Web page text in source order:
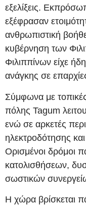
εξελίξεις.
εξέφρασαν
ανθρωπιστική
κυβέρνηση των
Φιλιππίνων είχε
ανάγκης σε
Σύμφωνα με
πόλης Tagum
ενώ σε αρκετές
ηλεκτροδότησης και
Ορισμένοι δρόμοι
κατολισθήσεων,
σωστικών
Η χώρα βρίσκεται